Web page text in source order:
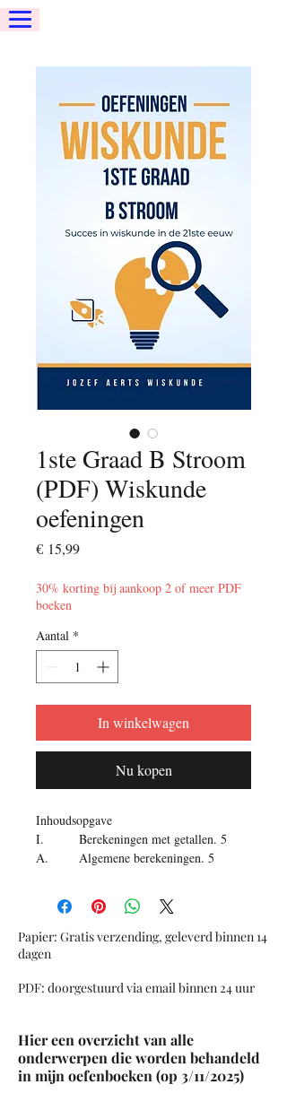
1ste Graad B Stroom
(PDF) Wiskunde
oefeningen
€ 15,99Prijs
30% korting bij aankoop 2 of meer PDF
boeken
Aantal *
In winkelwagen
Nu kopen
Inhoudsopgave
I. Berekeningen met getallen. 5
A. Algemene berekeningen. 5
C. Percentages
D. Grootste gemene deler en kleinst
gemeen veelvoud.57
E. Omzetten van maten (lengte,
F. Rekenen met geld (in Euro)68
A. Enkelvoudige gegevens
III. Beschrijvende meetkunde.93
A. Meetkundige begrippen.93
Papier: Gratis verzending, geleverd binnen 14
dagen
PDF: doorgestuurd via email binnen 24 uur
Hier een overzicht van alle
onderwerpen die worden behandeld
in mijn oefenboeken (op 3/11/2025)